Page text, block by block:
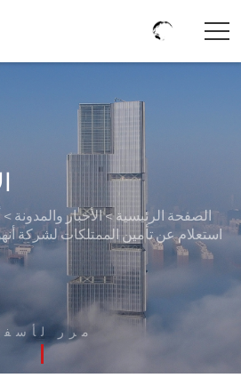
الصفحة الرئيسية>الأخبار والمدونة >
استعلام عن تأمين الممتلكات لشركة
مرر